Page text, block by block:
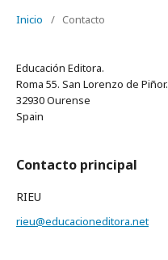
Inicio / Contacto
Educación Editora.
Roma 55. San Lorenzo de Piñor.
32930 Ourense
Spain
Contacto principal
RIEU
rieu@educacioneditora.net